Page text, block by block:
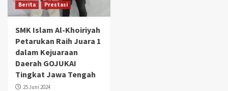
Berita Prestasi
SMK Islam Al-Khoiriyah
Petarukan Raih Juara 1
dalam Kejuaraan
Daerah GOJUKAI
Tingkat Jawa Tengah
25 Juni 2024